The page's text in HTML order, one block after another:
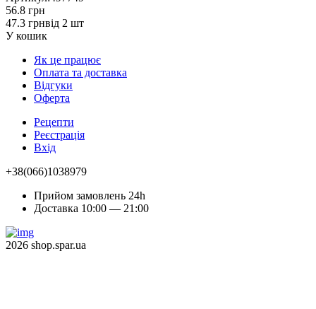
56.8 грн
47.3 грнвід 2 шт
У кошик
Як це працює
Оплата та доставка
Відгуки
Оферта
Рецепти
Реєстрація
Вхід
+38(066)1038979
Прийом замовлень 24h
Доставка 10:00 — 21:00
2026 shop.spar.ua